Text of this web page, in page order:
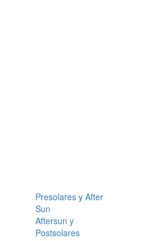
Presolares y After
Sun
Aftersun y
Postsolares